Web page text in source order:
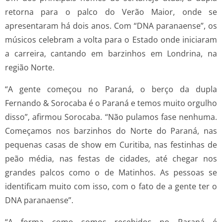
retorna para o palco do Verão Maior, onde se
apresentaram há dois anos. Com “DNA paranaense”, os
músicos celebram a volta para o Estado onde iniciaram
a carreira, cantando em barzinhos em Londrina, na
região Norte.
“A gente começou no Paraná, o berço da dupla
Fernando & Sorocaba é o Paraná e temos muito orgulho
disso”, afirmou Sorocaba. “Não pulamos fase nenhuma.
Começamos nos barzinhos do Norte do Paraná, nas
pequenas casas de show em Curitiba, nas festinhas de
peão média, nas festas de cidades, até chegar nos
grandes palcos como o de Matinhos. As pessoas se
identificam muito com isso, com o fato de a gente ter o
DNA paranaense”.